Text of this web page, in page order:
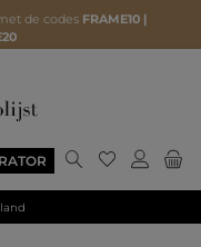
de codes FRAME10 |